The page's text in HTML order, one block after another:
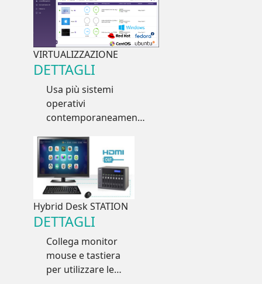
VIRTUALIZZAZIONE
DETTAGLI
Usa più sistemi
operativi
contemporaneamente
NAS
Hybrid Desk STATION
DETTAGLI
Collega monitor
mouse e tastiera
per utilizzare le